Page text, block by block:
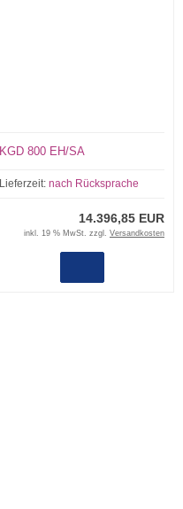
KGD 800 EH/SA
Lieferzeit: nach Rücksprache
14.396,85 EUR
inkl. 19 % MwSt. zzgl. Versandkosten